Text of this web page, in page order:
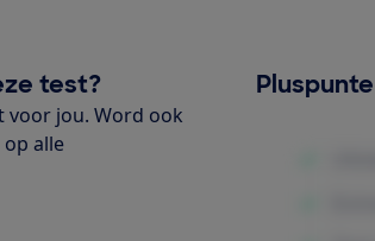
test?
voor jou. Word ook
alle